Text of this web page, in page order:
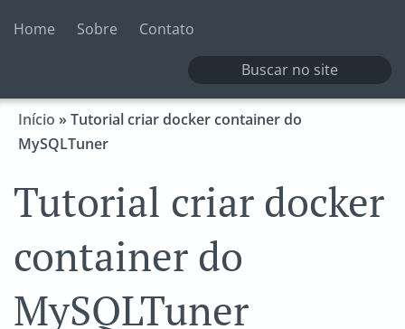
Home Sobre Contato
Início »Tutorial criar docker container do
MySQLTuner
Tutorial criar docker
container do
MySQLTuner